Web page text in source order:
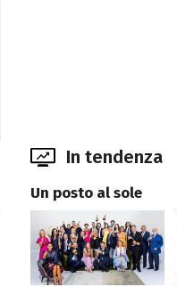
In tendenza
Un posto al sole